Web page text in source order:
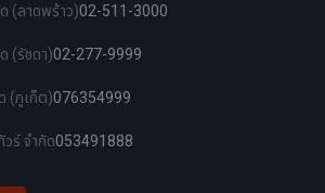
(ลาดพร้าว)02-511-3000
(รัชดา)02-277-9999
(ภูเก็ต)076354999
ร์ จำกัด053491888